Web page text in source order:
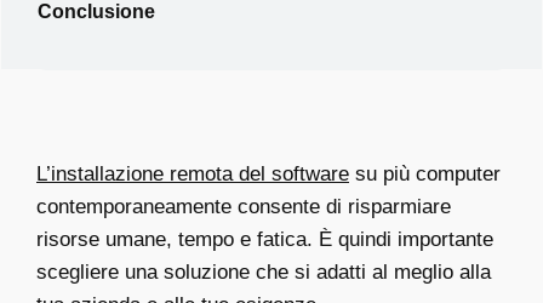
Conclusione
L’installazione remota del software su più computer
contemporaneamente consente di risparmiare
risorse umane, tempo e fatica. È quindi importante
scegliere una soluzione che si adatti al meglio alla